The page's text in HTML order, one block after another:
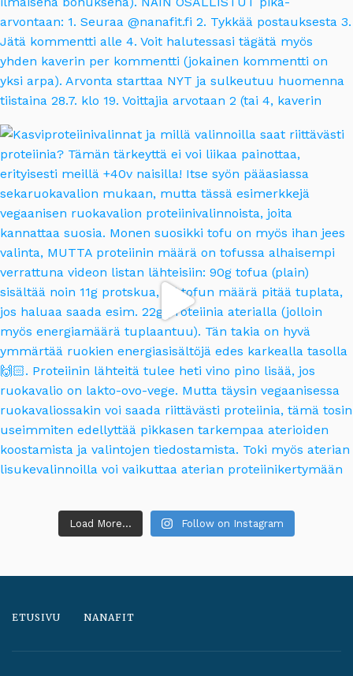
Load More... Follow on Instagram
ETUSIVU NANAFIT